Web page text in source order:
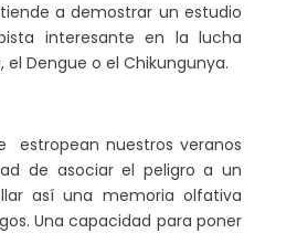
a demostrar un estudio
interesante en la lucha
el Dengue o el Chikungunya.
estropean nuestros veranos
de asociar el peligro a un
así una memoria olfativa
Una capacidad para poner